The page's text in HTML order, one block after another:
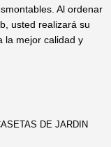
Al ordenar
usted realizará su
la mejor calidad y
DE JARDIN